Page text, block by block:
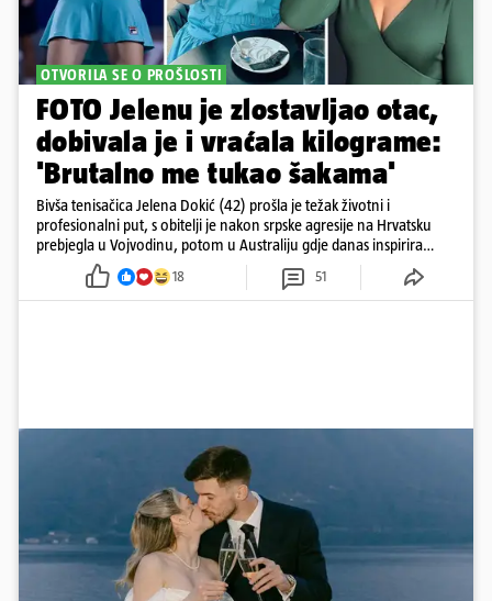
OTVORILA SE O PROŠLOSTI
FOTO Jelenu je zlostavljao otac,
dobivala je i vraćala kilograme:
'Brutalno me tukao šakama'
Bivša tenisačica Jelena Dokić (42) prošla je težak životni i
profesionalni put, s obitelji je nakon srpske agresije na Hrvatsku
prebjegla u Vojvodinu, potom u Australiju gdje danas inspirira
18 51